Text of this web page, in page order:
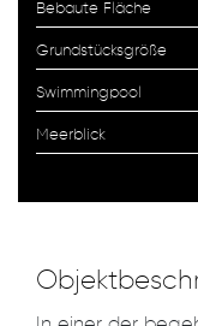
Bebaute Fläche
Grundstücksgröße
Swimmingpool
Meerblick